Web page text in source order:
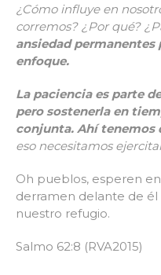
¿Cómo influye en
corremos? ¿Por qué?
ansiedad
enfoque.
La paciencia es parte
pero sostenerla en
conjunta. Ahí tenemos
eso necesitamos
Oh pueblos, esperen
derramen delante de él
nuestro refugio.
Salmo 62:8 (RVA2015)